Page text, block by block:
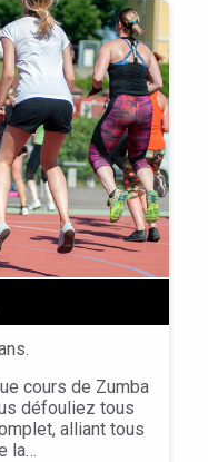
cours de Zumba
défouliez tous
alliant tous
la…